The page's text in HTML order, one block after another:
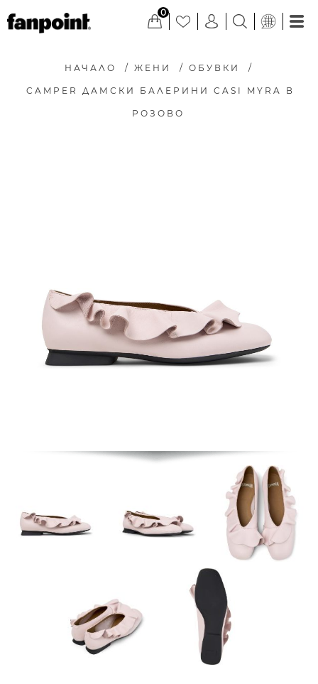
0
НАЧАЛО / ЖЕНИ / ОБУВКИ /
CAMPER ДАМСКИ БАЛЕРИНИ CASI MYRA В
РОЗОВО